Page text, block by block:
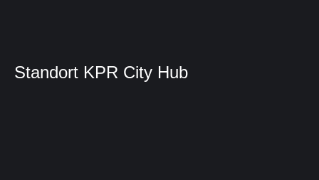
Standort KPR City Hub